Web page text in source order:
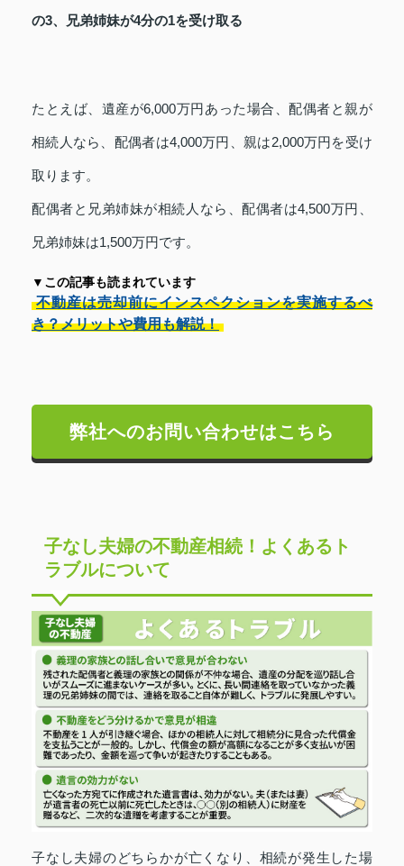
の3、兄弟姉妹が4分の1を受け取る
たとえば、遺産が6,000万円あった場合、配偶者と親が
相続人なら、配偶者は4,000万円、親は2,000万円を受け
取ります。
配偶者と兄弟姉妹が相続人なら、配偶者は4,500万円、
兄弟姉妹は1,500万円です。
▼この記事も読まれています
不動産は売却前にインスペクションを実施するべ
き？メリットや費用も解説！
弊社へのお問い合わせはこちら
子なし夫婦の不動産相続！よくあるト
ラブルについて
子なし夫婦のどちらかが亡くなり、相続が発生した場